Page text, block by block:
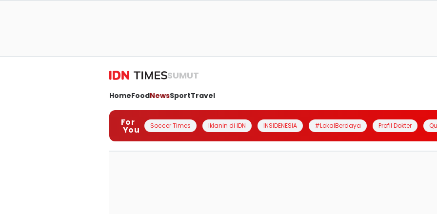
SUMUT
HomeFoodNewsSportTravel
For
You Soccer Times Iklanin di IDN INSIDENESIA #LokalBerdaya Profil Dokter